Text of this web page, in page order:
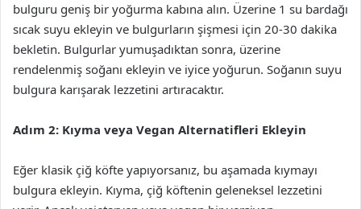
bulguru geniş bir yoğurma kabına alın. Üzerine 1 su bardağı
sıcak suyu ekleyin ve bulgurların şişmesi için 20-30 dakika
bekletin. Bulgurlar yumuşadıktan sonra, üzerine
rendelenmiş soğanı ekleyin ve iyice yoğurun. Soğanın suyu
bulgura karışarak lezzetini artıracaktır.
Adım 2: Kıyma veya Vegan Alternatifleri Ekleyin
Eğer klasik çiğ köfte yapıyorsanız, bu aşamada kıymayı
bulgura ekleyin. Kıyma, çiğ köftenin geleneksel lezzetini